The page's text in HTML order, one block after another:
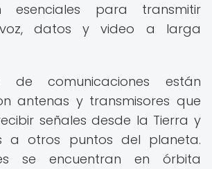
esenciales para transmitir
datos y video a larga
de comunicaciones están
antenas y transmisores que
señales desde la Tierra y
a otros puntos del planeta.
se encuentran en órbita